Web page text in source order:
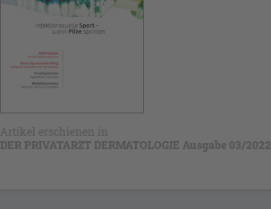
Artikel erschienen in
DER PRIVATARZT DERMATOLOGIE Ausgabe 03/2022